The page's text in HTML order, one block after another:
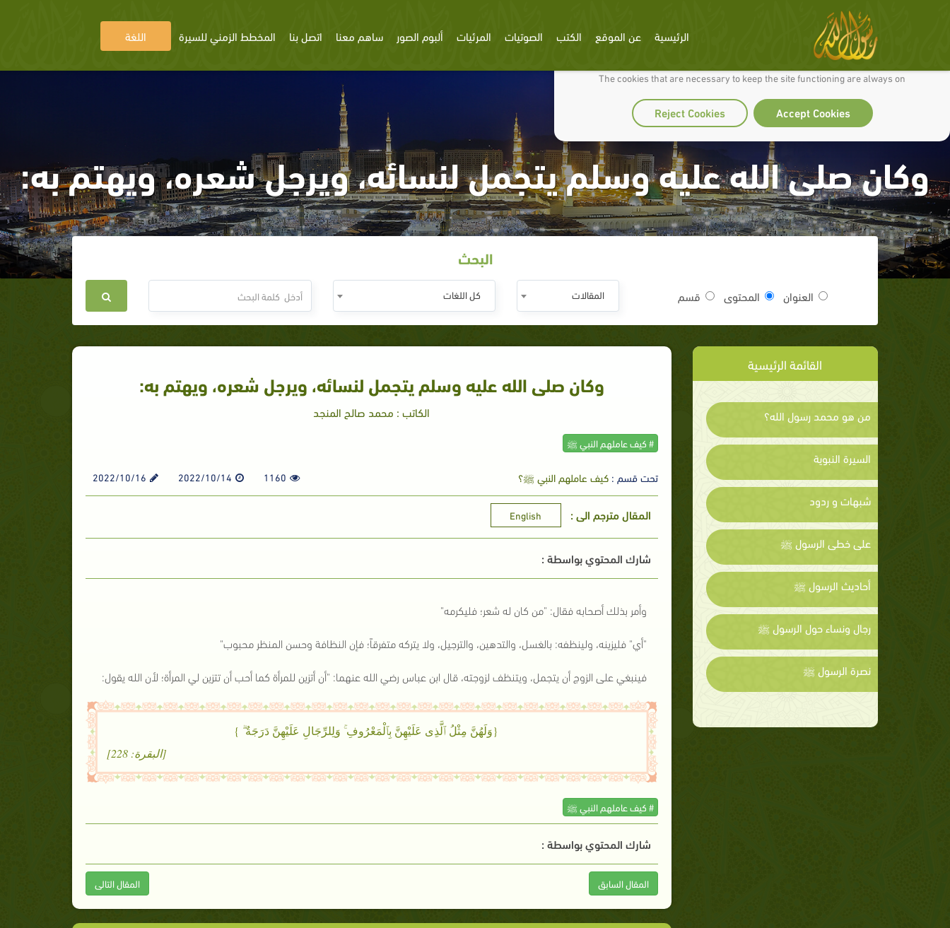
We use cookies to make our site work well for you and so we can continually improve it.
The cookies that are necessary to keep the site functioning are always on
Accept Cookies
Reject Cookies
الرئيسية عن الموقع الكتب الصوتيات المرئيات ألبوم الصور ساهم معنا اتصل بنا المخطط الزمني للسيرة اللغة
وكان صلى الله عليه وسلم يتجمل لنسائه، ويرجل شعره، ويهتم به:
البحث
العنوان المحتوى قسم المقالات كل اللغات
القائمة الرئيسية
من هو محمد رسول الله؟
السيرة النبوية
شبهات و ردود
على خطى الرسول ﷺ
أحاديث الرسول ﷺ
رجال ونساء حول الرسول ﷺ
نصرة الرسول ﷺ
وكان صلى الله عليه وسلم يتجمل لنسائه، ويرجل شعره، ويهتم به:
الكاتب : محمد صالح المنجد
# كيف عاملهم النبي ﷺ
تحت قسم :كيف عاملهم النبي ﷺ؟ 1160
2022/10/14
2022/10/16
المقال مترجم الى : English
شارك المحتوي بواسطة :
وأمر بذلك أصحابه فقال: "من كان له شعر؛ فليكرمه"
"أي" فليزينه، ولينظفه: بالغسل، والتدهين، والترجيل، ولا يتركه متفرقاً؛ فإن النظافة وحسن المنظر محبوب"
فينبغي على الزوج أن يتجمل، ويتنظف لزوجته، قال ابن عباس رضي الله عنهما: "أن أتزين للمرأة كما أحب أن تتزين لي المرأة؛ لأن الله يقول:
{وَلَهُنَّ مِثْلُ ٱلَّذِى عَلَيْهِنَّ بِٱلْمَعْرُوفِ ۚ وَلِلرِّجَالِ عَلَيْهِنَّ دَرَجَةٌ ۗ }
[البقرة: 228]
# كيف عاملهم النبي ﷺ
شارك المحتوي بواسطة :
المقال السابق المقال التالى